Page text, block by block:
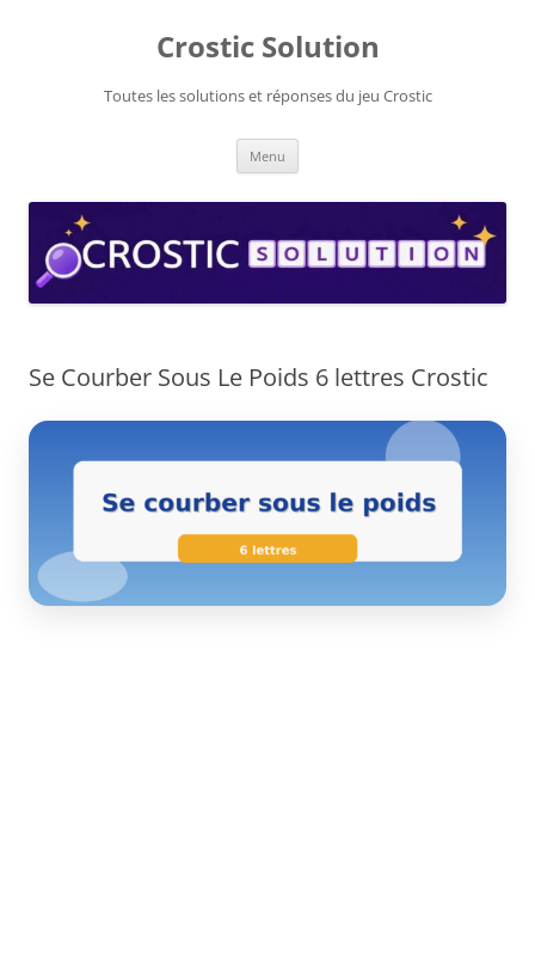
Crostic Solution
Toutes les solutions et réponses du jeu Crostic
Menu
Se Courber Sous Le Poids 6 lettres Crostic